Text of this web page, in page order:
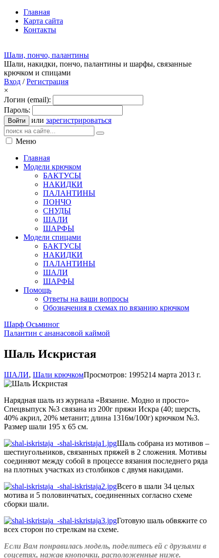
Главная
Карта сайта
Контакты
Шали, пончо, палантины
Шали, накидки, пончо, палантины и шарфы, связанные
крючком и спицами
Вход /Регистрация
×
Логин (email):
Пароль:
Войти или зарегистрироваться
Меню
Главная
Модели крючком
БАКТУСЫ
НАКИДКИ
ПАЛАНТИНЫ
ПОНЧО
СНУДЫ
ШАЛИ
ШАРФЫ
Модели спицами
БАКТУСЫ
НАКИДКИ
ПАЛАНТИНЫ
ШАЛИ
ШАРФЫ
Помощь
Ответы на ваши вопросы
Обозначения в схемах по вязанию крючком
Шарф Осьминог
Палантин с ананасовой каймой
Шаль Искристая
ШАЛИ, Шали крючкомПросмотров: 1995214 марта 2013 г.
Нарядная шаль из журнала «Вязание. Модно и просто»
Спецвыпуск №3 связана из 200г пряжи Искра (40; шерсть,
40% акрил, 20% метанит; длина 1316м/100г) крючком №3.
Размер шали 195 х 65 см.
Шаль собрана из мотивов –
шестиугольников, связанных пряжей в 2 сложения. Мотивы
соединяют между собой в процессе вязания последнего ряда
на плотных участках из столбиков с двумя накидами.
Всего в шали 34 целых
мотива и 5 половинчатых, соединенных согласно схеме
сборки шали.
Готовую шаль обвяжите со
всех сторон по стрелкам на схеме.
Если Вам понравилась модель, поделитесь ей с друзьями в
соцсетях, нажав кнопочки, расположенные ниже.